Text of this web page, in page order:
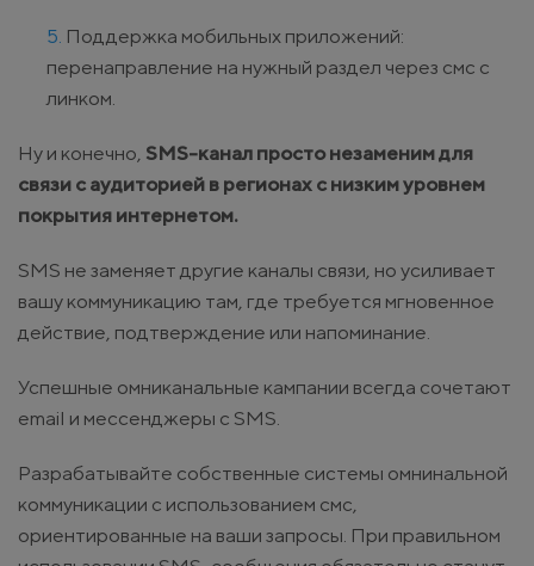
Поддержка мобильных приложений:
перенаправление на нужный раздел через смс с
линком.
Ну и конечно, SMS-канал просто незаменим для
связи с аудиторией в регионах с низким уровнем
покрытия интернетом.
SMS не заменяет другие каналы связи, но усиливает
вашу коммуникацию там, где требуется мгновенное
действие, подтверждение или напоминание.
Успешные омниканальные кампании всегда сочетают
email и мессенджеры с SMS.
Разрабатывайте собственные системы омнинальной
коммуникации с использованием смс,
ориентированные на ваши запросы. При правильном